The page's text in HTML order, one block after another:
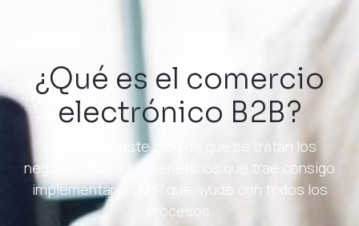
¿Qué es el comercio
electrónico B2B?
Conoce en este blog de que se tratan los
negocios B2B y los beneficios que trae consigo
implementar un ERP que ayude con todos los
procesos.